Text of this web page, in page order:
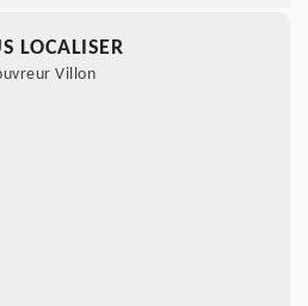
LOCALISER
Villon